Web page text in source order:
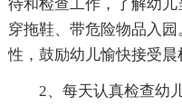
待和检查工作，了解幼
穿拖鞋、带危险物品入
性，鼓励幼儿愉快接受晨
2、每天认真检查幼